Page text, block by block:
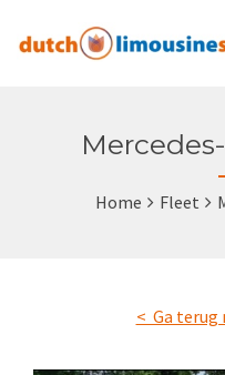
Home Fleet
< Ga terug